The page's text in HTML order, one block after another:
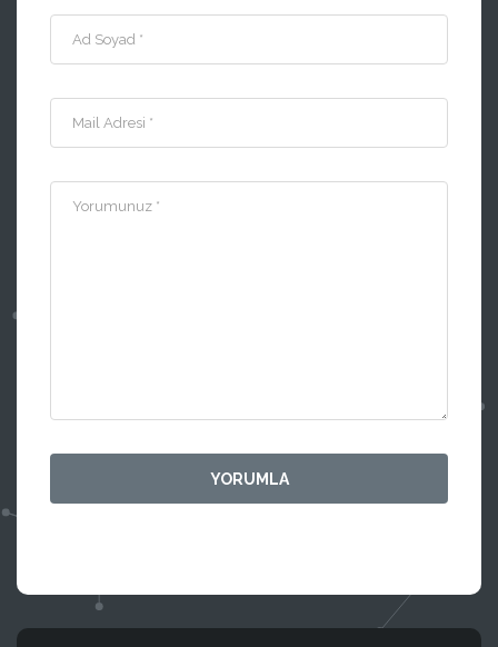
Ad Soyad *
Mail Adresi *
Yorumunuz *